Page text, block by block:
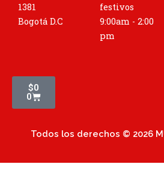
1381
Bogotá D.C
festivos
9:00am - 2:00
pm
$0
0
Todos los derechos © 2026